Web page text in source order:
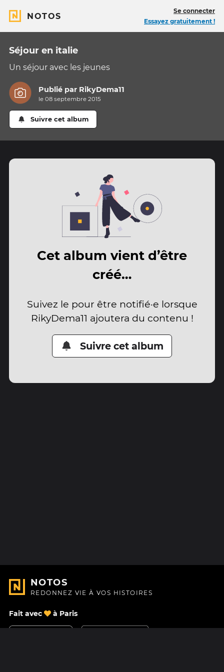
NOTOS
Se connecter
Essayez gratuitement !
Séjour en italie
Un séjour avec les jeunes
Publié par RikyDema11
le 08 septembre 2015
Suivre cet album
Cet album vient d’être
créé…
Suivez le pour être notifié·e lorsque
RikyDema11 ajoutera du contenu !
Suivre cet album
NOTOS
REDONNEZ VIE À VOS HISTOIRES
Fait avec à Paris